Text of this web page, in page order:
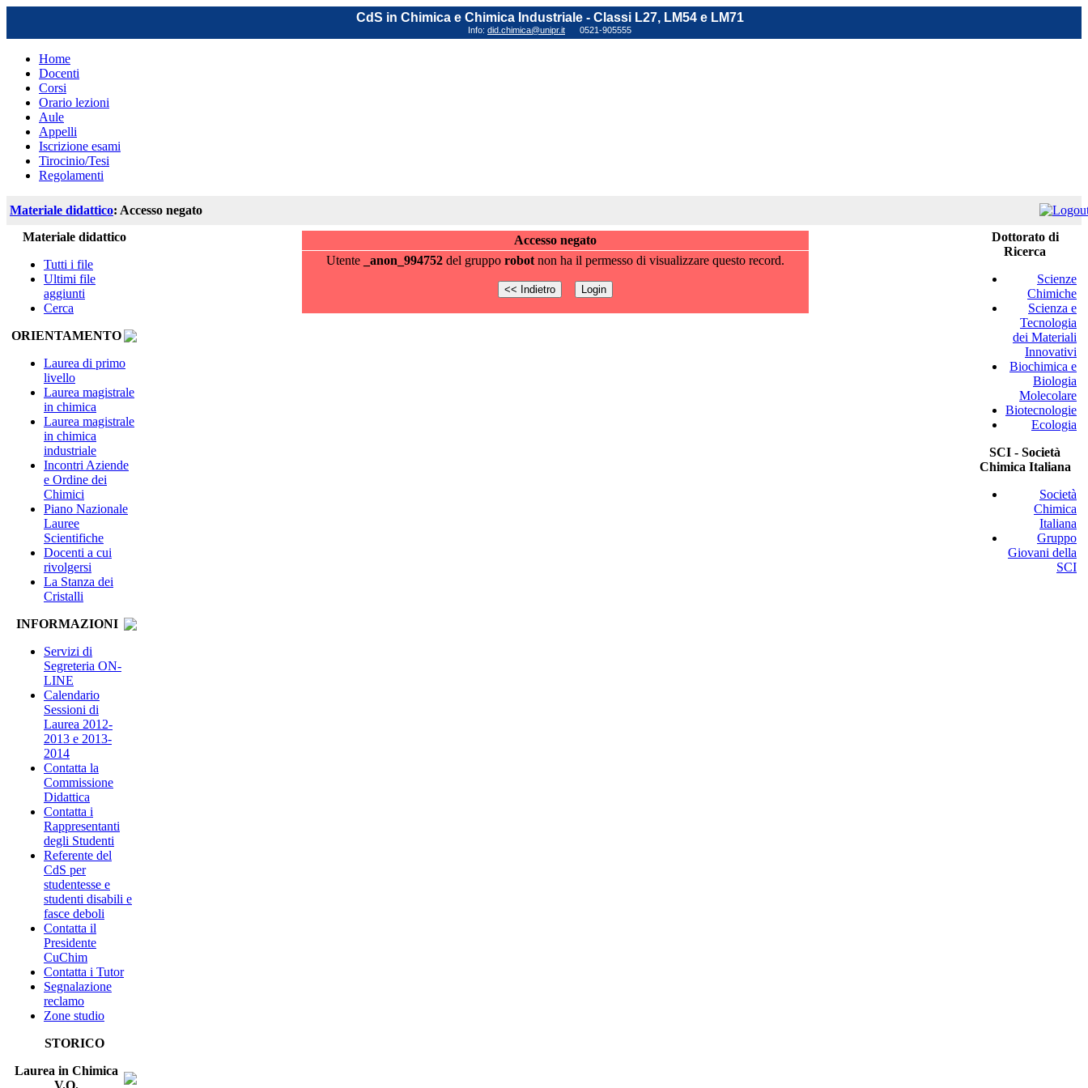
CdS in Chimica e Chimica Industriale - Classi L27, LM54 e LM71
Info: did.chimica@unipr.it 0521-905555
Home
Docenti
Corsi
Orario lezioni
Aule
Appelli
Iscrizione esami
Tirocinio/Tesi
Regolamenti
Materiale didattico: Accesso negato
Materiale didattico
Tutti i file
Ultimi file
aggiunti
Cerca
ORIENTAMENTO
Laurea di primo
livello
Laurea magistrale
in chimica
Laurea magistrale
in chimica
industriale
Incontri Aziende
e Ordine dei
Chimici
Piano Nazionale
Lauree
Scientifiche
Docenti a cui
rivolgersi
La Stanza dei
Cristalli
INFORMAZIONI
Servizi di
Segreteria ON-
LINE
Calendario
Sessioni di
Laurea 2012-
2013 e 2013-
2014
Contatta la
Commissione
Didattica
Contatta i
Rappresentanti
degli Studenti
Referente del
CdS per
studentesse e
studenti disabili e
fasce deboli
Contatta il
Presidente
CuChim
Contatta i Tutor
Segnalazione
reclamo
Zone studio
STORICO
Laurea in Chimica
V.O.
Accesso negato
Utente
_anon_994752del gruppo robotnon ha il permesso di visualizzare questo record.
Dottorato di
Ricerca
Scienze
Chimiche
Scienza e
Tecnologia
dei Materiali
Innovativi
Biochimica e
Biologia
Molecolare
Biotecnologie
Ecologia
SCI - Società
Chimica Italiana
Società
Chimica
Italiana
Gruppo
Giovani della
SCI